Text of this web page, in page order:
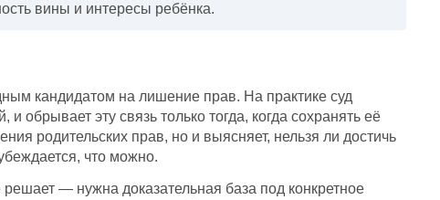
вины и интересы ребёнка.
кандидатом на лишение прав. На практике суд
обрывает эту связь только тогда, когда сохранять её
родительских прав, но и выясняет, нельзя ли достичь
что можно.
— нужна доказательная база под конкретное